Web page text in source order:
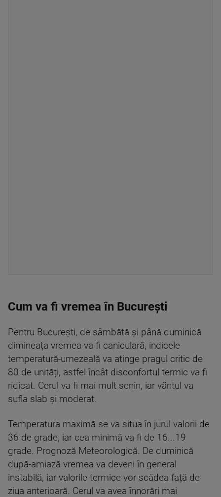
Cum va fi vremea în București
Pentru București, de sâmbătă și până duminică
dimineața vremea va fi caniculară, indicele
temperatură-umezeală va atinge pragul critic de
80 de unități, astfel încât disconfortul termic va fi
ridicat. Cerul va fi mai mult senin, iar vântul va
sufla slab și moderat.
Temperatura maximă se va situa în jurul valorii de
36 de grade, iar cea minimă va fi de 16...19
grade. Prognoză Meteorologică. De duminică
după-amiază vremea va deveni în general
instabilă, iar valorile termice vor scădea față de
ziua anterioară. Cerul va avea înnorări mai